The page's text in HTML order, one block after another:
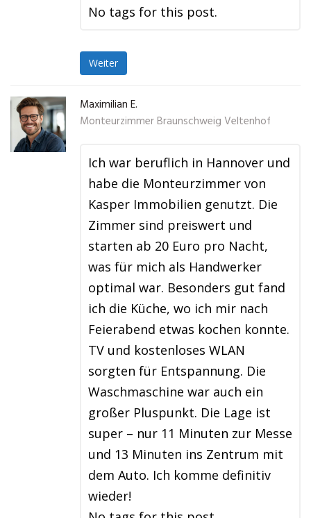
No tags for this post.
Weiter
Maximilian E.
Monteurzimmer Braunschweig Veltenhof
Ich war beruflich in Hannover und
habe die Monteurzimmer von
Kasper Immobilien genutzt. Die
Zimmer sind preiswert und
starten ab 20 Euro pro Nacht,
was für mich als Handwerker
optimal war. Besonders gut fand
ich die Küche, wo ich mir nach
Feierabend etwas kochen konnte.
TV und kostenloses WLAN
sorgten für Entspannung. Die
Waschmaschine war auch ein
großer Pluspunkt. Die Lage ist
super – nur 11 Minuten zur Messe
und 13 Minuten ins Zentrum mit
dem Auto. Ich komme definitiv
wieder!